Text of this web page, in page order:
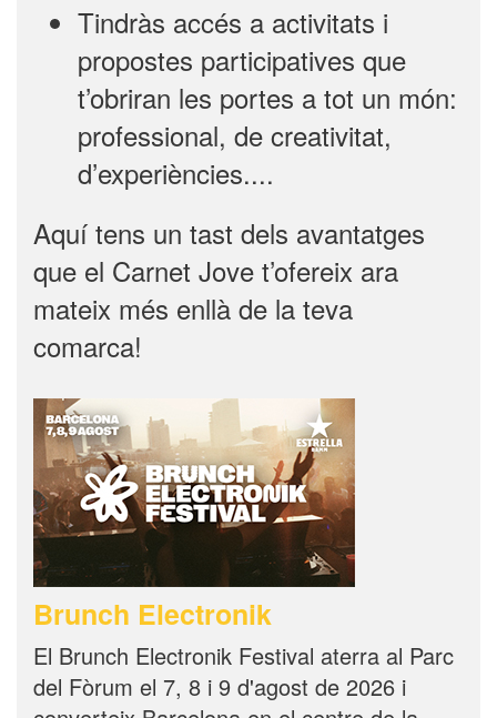
Tindràs accés a activitats i
propostes participatives que
t’obriran les portes a tot un món:
professional, de creativitat,
d’experiències....
Aquí tens un tast dels avantatges
que el Carnet Jove t’ofereix ara
mateix més enllà de la teva
comarca!
Brunch Electronik
El Brunch Electronik Festival aterra al Parc
del Fòrum el 7, 8 i 9 d'agost de 2026 i